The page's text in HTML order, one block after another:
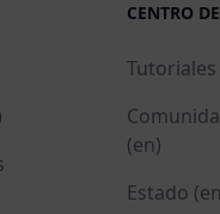
CENTRO
Tutoriales
(en)
Estado